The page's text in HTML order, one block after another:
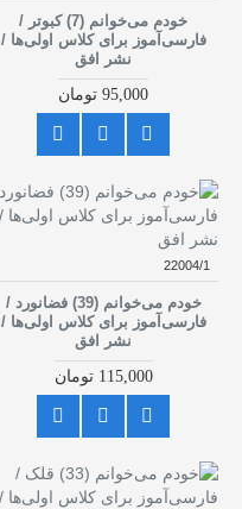
خودم می‌خوانم (7) کبوتر /
فارسی‌آموز برای کلاس اولی‌ها /
نشر افق
95,000 تومان
22004/1
خودم می‌خوانم (39) فضانورد /
فارسی‌آموز برای کلاس اولی‌ها /
نشر افق
115,000 تومان